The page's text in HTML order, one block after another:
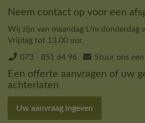
Neem contact op voor een
Wij zijn van maandag t/m donderdag
Vrijdag tot 13.00 uur.
073 - 851 64 96 Stuur ons
Een offerte aanvragen of uw
achterlaten
Uw aanvraag ingeven